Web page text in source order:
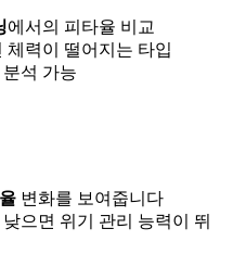
에서의 피타율 비교
체력이 떨어지는 타입
석 가능
변화를 보여줍니다
으면 위기 관리 능력이 뛰